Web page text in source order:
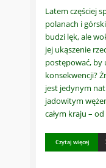
Latem częściej
polanach i
budzi lęk, ale
jej ukąszenie
postępować, by
konsekwencji?
jest jedynym
jadowitym
całym kraju –
Czytaj więcej